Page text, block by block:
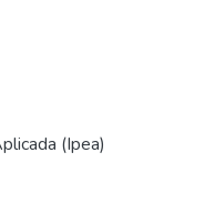
(Ipea)